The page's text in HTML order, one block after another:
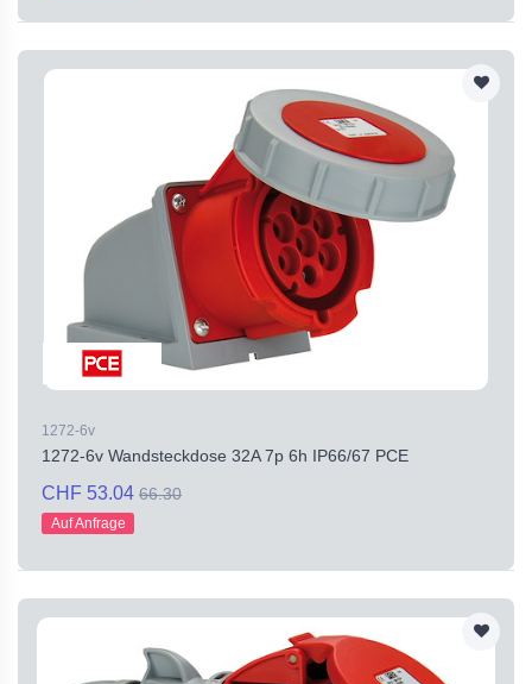
1272-6v
1272-6v Wandsteckdose 32A 7p 6h IP66/67 PCE
CHF 53.04 66.30
Auf Anfrage